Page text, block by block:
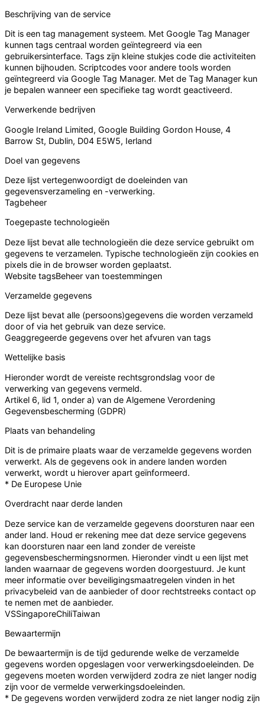
Beschrijving van de service
Dit is een tag management systeem. Met Google Tag Manager
kunnen tags centraal worden geïntegreerd via een
gebruikersinterface. Tags zijn kleine stukjes code die activiteiten
kunnen bijhouden. Scriptcodes voor andere tools worden
geïntegreerd via Google Tag Manager. Met de Tag Manager kun
je bepalen wanneer een specifieke tag wordt geactiveerd.
Verwerkende bedrijven
Google Ireland Limited, Google Building Gordon House, 4
Barrow St, Dublin, D04 E5W5, Ierland
Doel van gegevens
Deze lijst vertegenwoordigt de doeleinden van
gegevensverzameling en -verwerking.
Tagbeheer
Toegepaste technologieën
Deze lijst bevat alle technologieën die deze service gebruikt om
gegevens te verzamelen. Typische technologieën zijn cookies en
pixels die in de browser worden geplaatst.
Website tagsBeheer van toestemmingen
Verzamelde gegevens
Deze lijst bevat alle (persoons)gegevens die worden verzameld
door of via het gebruik van deze service.
Geaggregeerde gegevens over het afvuren van tags
Wettelijke basis
Hieronder wordt de vereiste rechtsgrondslag voor de
verwerking van gegevens vermeld.
Artikel 6, lid 1, onder a) van de Algemene Verordening
Gegevensbescherming (GDPR)
Plaats van behandeling
Dit is de primaire plaats waar de verzamelde gegevens worden
verwerkt. Als de gegevens ook in andere landen worden
verwerkt, wordt u hierover apart geïnformeerd.
* De Europese Unie
Overdracht naar derde landen
Deze service kan de verzamelde gegevens doorsturen naar een
ander land. Houd er rekening mee dat deze service gegevens
kan doorsturen naar een land zonder de vereiste
gegevensbeschermingsnormen. Hieronder vindt u een lijst met
landen waarnaar de gegevens worden doorgestuurd. Je kunt
meer informatie over beveiligingsmaatregelen vinden in het
privacybeleid van de aanbieder of door rechtstreeks contact op
te nemen met de aanbieder.
VSSingaporeChiliTaiwan
Bewaartermijn
De bewaartermijn is de tijd gedurende welke de verzamelde
gegevens worden opgeslagen voor verwerkingsdoeleinden. De
gegevens moeten worden verwijderd zodra ze niet langer nodig
zijn voor de vermelde verwerkingsdoeleinden.
* De gegevens worden verwijderd zodra ze niet langer nodig zijn